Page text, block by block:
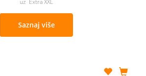
Saznaj više